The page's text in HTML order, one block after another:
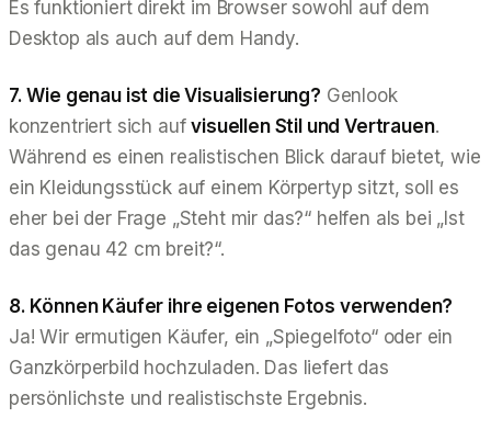
Es funktioniert direkt im Browser sowohl auf dem
Desktop als auch auf dem Handy.
7. Wie genau ist die Visualisierung? Genlook
konzentriert sich aufvisuellen Stil und Vertrauen.
Während es einen realistischen Blick darauf bietet, wie
ein Kleidungsstück auf einem Körpertyp sitzt, soll es
eher bei der Frage „Steht mir das?“ helfen als bei „Ist
das genau 42 cm breit?“.
8. Können Käufer ihre eigenen Fotos verwenden?
Ja! Wir ermutigen Käufer, ein „Spiegelfoto“ oder ein
Ganzkörperbild hochzuladen. Das liefert das
persönlichste und realistischste Ergebnis.